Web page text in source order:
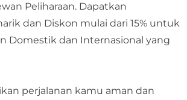
Peliharaan. Dapatkan
dan Diskon mulai dari 15% untuk
Domestik dan Internasional yang
perjalanan kamu aman dan